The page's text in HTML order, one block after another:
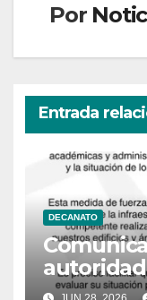
Por
Entrada
DECANATO
Ciencias